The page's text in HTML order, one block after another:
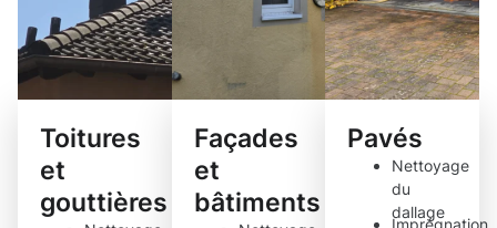
Toitures
et
gouttières
Façades
et
bâtiments
Pavés
Nettoyage
du
dallage
Imprégnation